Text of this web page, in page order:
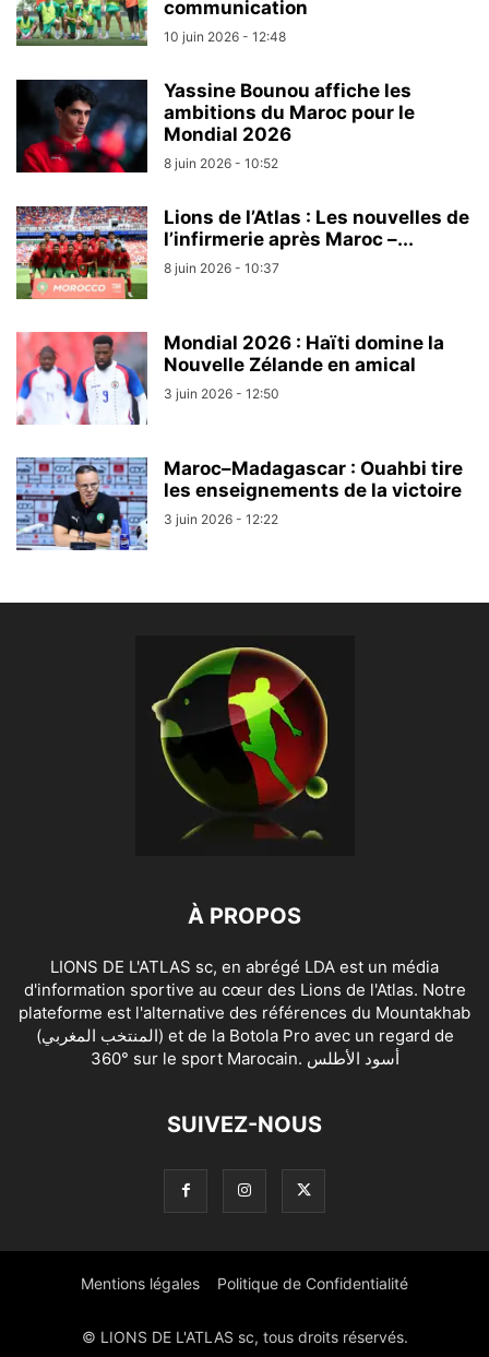
communication
10 juin 2026 - 12:48
Yassine Bounou affiche les
ambitions du Maroc pour le
Mondial 2026
8 juin 2026 - 10:52
Lions de l’Atlas : Les nouvelles de
l’infirmerie après Maroc –...
8 juin 2026 - 10:37
Mondial 2026 : Haïti domine la
Nouvelle Zélande en amical
3 juin 2026 - 12:50
Maroc–Madagascar : Ouahbi tire
les enseignements de la victoire
3 juin 2026 - 12:22
À PROPOS
LIONS DE L'ATLAS sc, en abrégé LDA est un média
d'information sportive au cœur des Lions de l'Atlas. Notre
plateforme est l'alternative des références du Mountakhab
(المنتخب المغربي) et de la Botola Pro avec un regard de
360° sur le sport Marocain. أسود الأطلس
SUIVEZ-NOUS
Mentions légales Politique de Confidentialité
© LIONS DE L'ATLAS sc, tous droits réservés.